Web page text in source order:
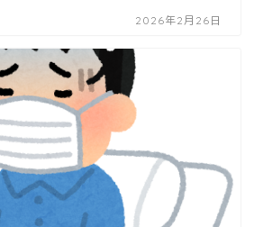
2026年2月26日